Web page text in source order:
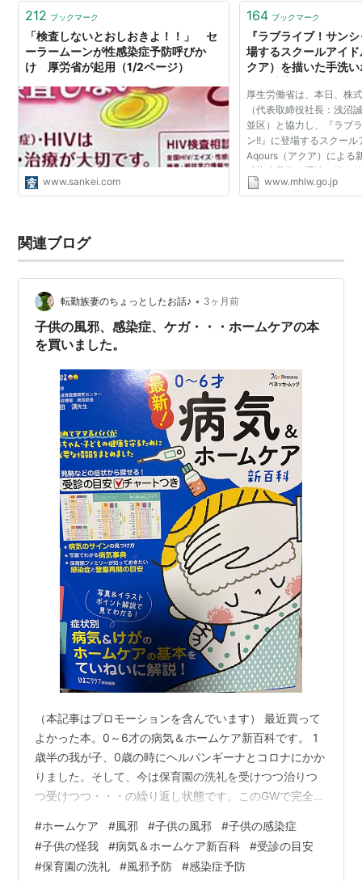
露出していなかったのに、よくもまあ、わき腹の後ろ
212 ブックマーク
「検査しないとおしおきよ！！」 セ
ーラームーンが性感染症予防呼びか
け 厚労省が起用（1/2ページ）
www.sankei.com
164 ブックマーク
『ラブライブ！サン
場するスクールアイ
クア）を描いた手洗
厚生労働省は、本日、株
（代表取締役社長：浅沼
並区）と協力し、『ラブ
ン!!』に登場するスクール
Aqours（アクア）による
感染症予防の手洗い推進
します。 これは、新型コ
www.mhlw.go.jp
関連ブログ
転勤族妻のちょっとしたお話♪ • 3ヶ月前
子供の風邪、感染症、ケガ・・・ホームケアの本
を買いました。
（本記事はプロモーションを含んでいます） 最近買って
よかった本。0～6才の病気＆ホームケア新百科です。 1
歳半の我が子、0歳の時にヘルパンギーナとコロナにかか
りました。そして、今は保育園の洗礼を受けつつ治りつ
つ受けつつ・・・の繰り返し状態です。このGWで完全復
は統計的にケガをする率が高い・・・。 毎回スマホでい
ろいろ調べたりしてはいるものの、バッと一目でわかる
「子供の病気大全」できなものが欲しい。 本屋さんに行
#ホームケア #風邪 #子供の風邪 #子供の感染症
#子供の怪我 #病気＆ホームケア新百科 #受診の目安
#保育園の洗礼 #風邪予防 #感染症予防